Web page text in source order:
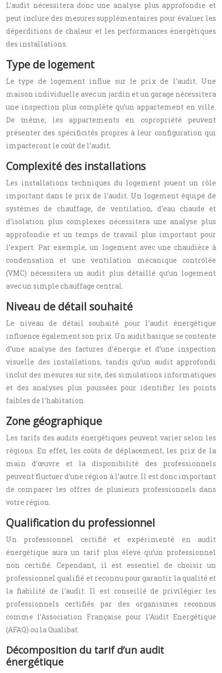
L’audit nécessitera donc une analyse plus approfondie et
peut inclure des mesures supplémentaires pour évaluer les
déperditions de chaleur et les performances énergétiques
des installations.
Type de logement
Le type de logement influe sur le prix de l’audit. Une
maison individuelle avec un jardin et un garage nécessitera
une inspection plus complète qu’un appartement en ville.
De même, les appartements en copropriété peuvent
présenter des spécificités propres à leur configuration qui
impacteront le coût de l’audit.
Complexité des installations
Les installations techniques du logement jouent un rôle
important dans le prix de l’audit. Un logement équipé de
systèmes de chauffage, de ventilation, d’eau chaude et
d’isolation plus complexes nécessitera une analyse plus
approfondie et un temps de travail plus important pour
l’expert. Par exemple, un logement avec une chaudière à
condensation et une ventilation mécanique contrôlée
(VMC) nécessitera un audit plus détaillé qu’un logement
avec un simple chauffage central.
Niveau de détail souhaité
Le niveau de détail souhaité pour l’audit énergétique
influence également son prix. Un audit basique se contente
d’une analyse des factures d’énergie et d’une inspection
visuelle des installations, tandis qu’un audit approfondi
inclut des mesures sur site, des simulations informatiques
et des analyses plus poussées pour identifier les points
faibles de l’habitation.
Zone géographique
Les tarifs des audits énergétiques peuvent varier selon les
régions. En effet, les coûts de déplacement, les prix de la
main d’œuvre et la disponibilité des professionnels
peuvent fluctuer d’une région à l’autre. Il est donc important
de comparer les offres de plusieurs professionnels dans
votre région.
Qualification du professionnel
Un professionnel certifié et expérimenté en audit
énergétique aura un tarif plus élevé qu’un professionnel
non certifié. Cependant, il est essentiel de choisir un
professionnel qualifié et reconnu pour garantir la qualité et
la fiabilité de l’audit. Il est conseillé de privilégier les
professionnels certifiés par des organismes reconnus
comme l’Association Française pour l’Audit Energétique
(AFAQ) ou la Qualibat.
Décomposition du tarif d’un audit
énergétique